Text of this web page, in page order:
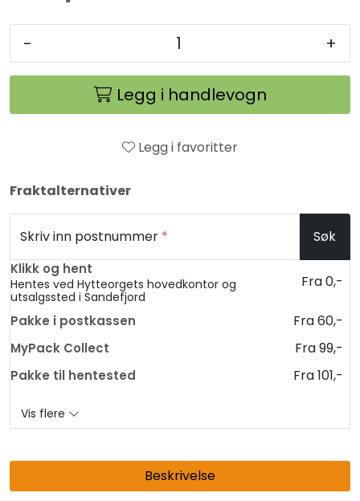
- +
Legg i handlevogn
Legg i favoritter
Fraktalternativer
Skriv inn postnummer * Søk
Klikk og hent
Hentes ved Hytteorgets hovedkontor og
utsalgssted i Sandefjord
Fra 0,-
Pakke i postkassen Fra 60,-
MyPack Collect Fra 99,-
Pakke til hentested Fra 101,-
Vis flere
Beskrivelse